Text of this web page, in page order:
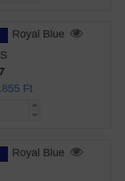
Royal Blue
Ft
Royal Blue